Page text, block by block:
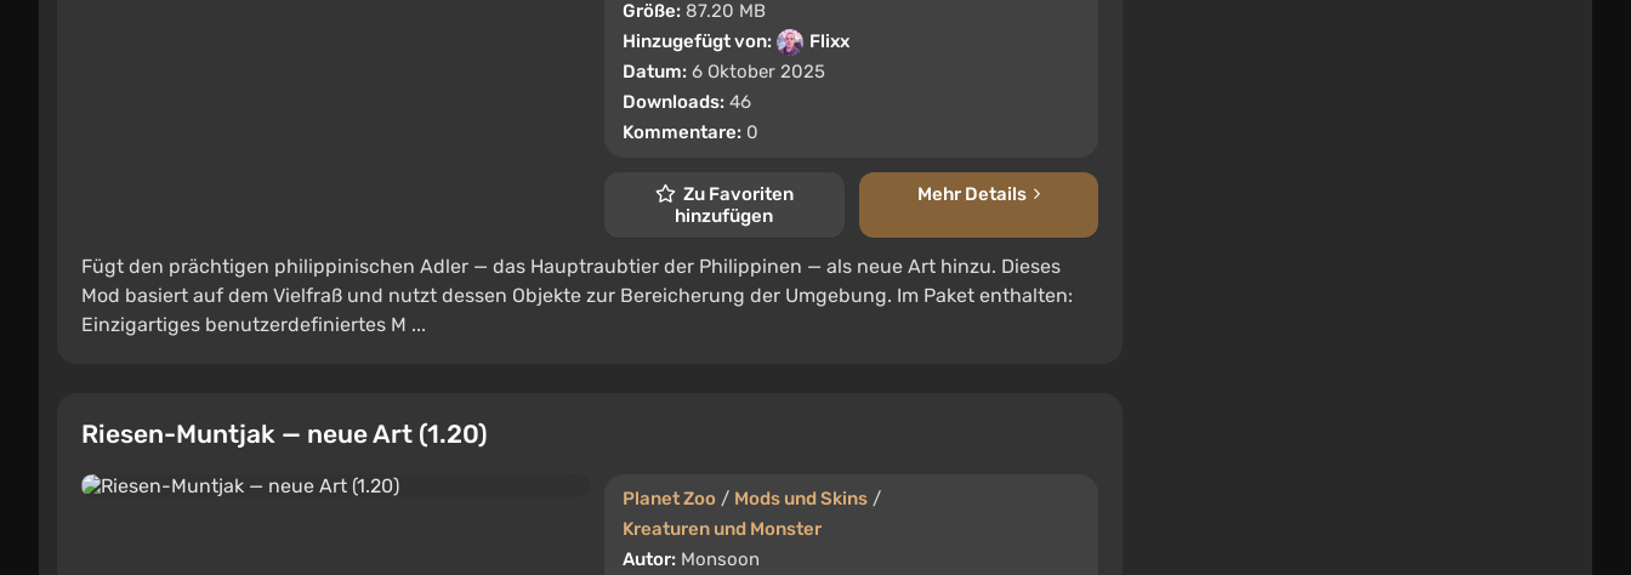
Größe: 87.20 MB
Hinzugefügt von:
Flixx
Datum: 6 Oktober 2025
Downloads: 46
Kommentare: 0
Zu Favoriten
hinzufügen
Mehr Details
Fügt den prächtigen philippinischen Adler — das Hauptraubtier der Philippinen — als neue Art hinzu. Dieses
Mod basiert auf dem Vielfraß und nutzt dessen Objekte zur Bereicherung der Umgebung. Im Paket enthalten:
Einzigartiges benutzerdefiniertes M ...
Riesen-Muntjak — neue Art (1.20)
Planet Zoo / Mods und Skins /
Kreaturen und Monster
Autor: Monsoon